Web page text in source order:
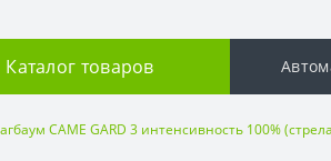
Каталог товаров
CAME GARD 3 интенсивность 100%